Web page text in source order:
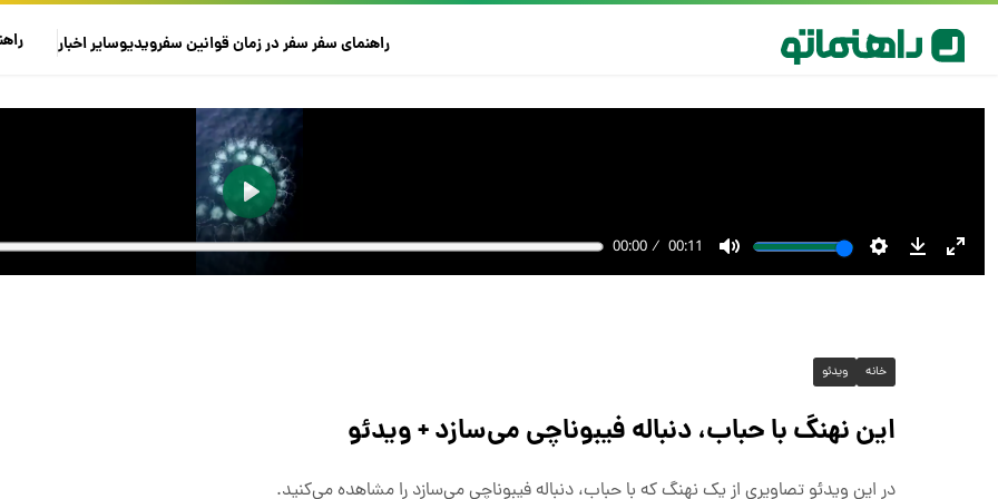
راهنمای سفرسفر در زمانقوانین سفرویدیوسایراخبار
خانه ویدئو
این نهنگ با حباب، دنباله فیبوناچی می‌سازد + ویدئو
در این ویدئو تصاویری از یک نهنگ که با حباب، دنباله فیبوناچی می‌سازد را مشاهده می‌کنید.